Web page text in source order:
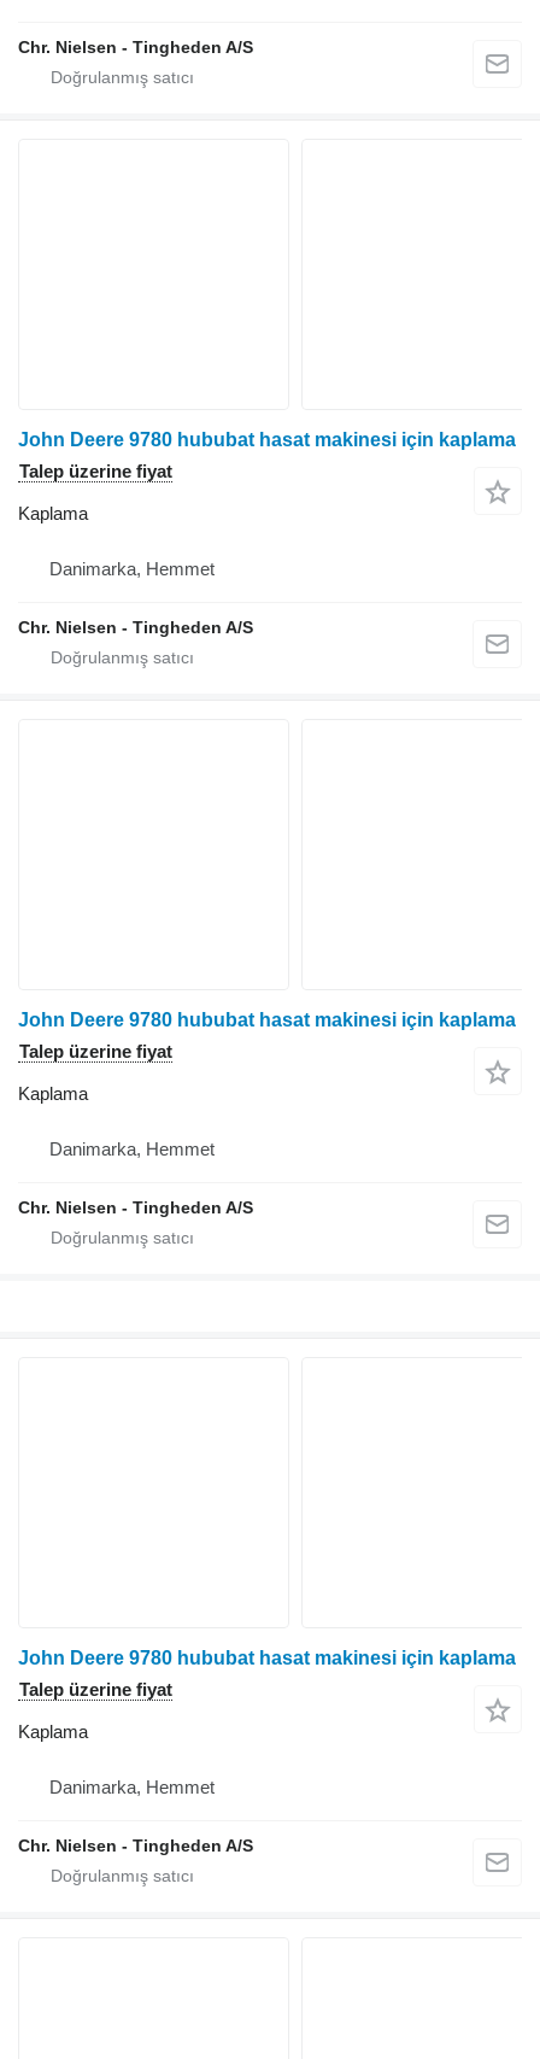
Chr. Nielsen - Tingheden A/S
John Deere 9780 hububat hasat makinesi için kaplama
Talep üzerine fiyat
Kaplama
Danimarka, Hemmet
Chr. Nielsen - Tingheden A/S
John Deere 9780 hububat hasat makinesi için kaplama
Talep üzerine fiyat
Kaplama
Danimarka, Hemmet
Chr. Nielsen - Tingheden A/S
John Deere 9780 hububat hasat makinesi için kaplama
Talep üzerine fiyat
Kaplama
Danimarka, Hemmet
Chr. Nielsen - Tingheden A/S